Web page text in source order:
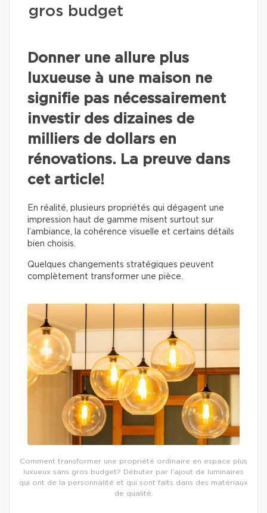
gros budget
Donner une allure plus
luxueuse à une maison ne
signifie pas nécessairement
investir des dizaines de
milliers de dollars en
rénovations. La preuve dans
cet article!
En réalité, plusieurs propriétés qui dégagent une
impression haut de gamme misent surtout sur
l’ambiance, la cohérence visuelle et certains détails
bien choisis.
Quelques changements stratégiques peuvent
complètement transformer une pièce.
Comment transformer une propriété ordinaire en espace plus
luxueux sans gros budget? Débuter par l’ajout de luminaires
qui ont de la personnalité et qui sont faits dans des matériaux
de qualité.